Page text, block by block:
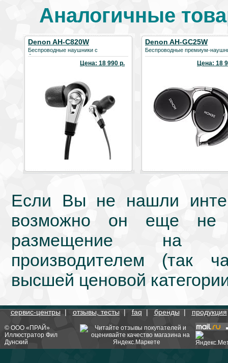
Аналогичные
Denon AH-C820W
Беспроводные наушники с
бескомпромиссным качеством звука
Цена: 18 990 р.
Denon AH-GC25W
Беспроводные премиум-
Цена: 18
Если Вы не нашли
возможно он еще не
размещение на
производителем (так
высшей ценовой
сервис-центры|отзывы, тесты|faq|бренды|продукция
© ООО «ПРАЙ»
Иллюстратор Фил
Дунский